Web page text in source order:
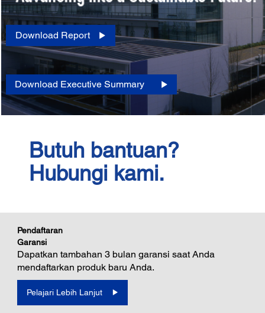
Download Report
Download Executive Summary
Butuh bantuan?
Hubungi kami.
Pendaftaran
Garansi
Dapatkan tambahan 3 bulan garansi saat Anda
mendaftarkan produk baru Anda.
Pelajari Lebih Lanjut